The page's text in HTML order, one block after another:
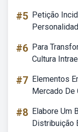
#5 Petição
#6 Para
Cultura
#7 Elementos
Mercado De
#8 Elabore Um
Distribuição